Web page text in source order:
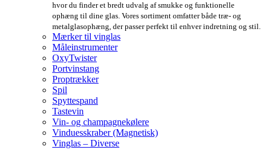
hvor du finder et bredt udvalg af smukke og funktionelle
ophæng til dine glas. Vores sortiment omfatter både træ- og
metalglasophæng, der passer perfekt til enhver indretning og stil.
Mærker til vinglas
Måleinstrumenter
OxyTwister
Portvinstang
Proptrækker
Spil
Spyttespand
Tastevin
Vin- og champagnekølere
Vinduesskraber (Magnetisk)
Vinglas – Diverse